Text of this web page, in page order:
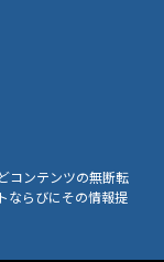
コンテンツの無断転
ならびにその情報提